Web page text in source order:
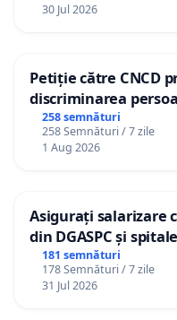
30 Jul 2026
Petiție către CNCD
discriminarea
către utilizatorul
258 semnături
258 Semnături / 7 zile
1 Aug 2026
Asigurați salarizare
din DGASPC și spitale
181 semnături
178 Semnături / 7 zile
31 Jul 2026